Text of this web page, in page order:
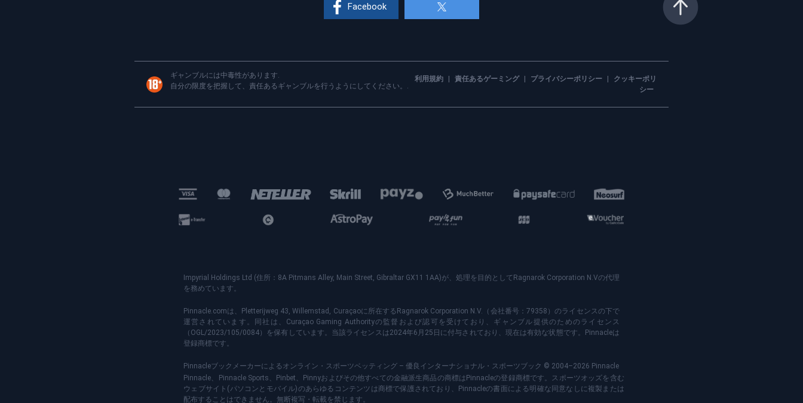
Facebook
ギャンブルには中毒性があります.
自分の限度を把握して、責任あるギャンブルを行うようにしてください。.
利用規約 責任あるゲーミング プライバシーポリシー
クッキーポリ
シー
Impyrial Holdings Ltd (住所：8A Pitmans Alley, Main Street, Gibraltar GX11 1AA)が、処理を目的としてRagnarok Corporation N.Vの代理
を務めています。
Pinnacle.comは、Pletterijweg 43, Willemstad, Curaçaoに所在するRagnarok Corporation N.V.（会社番号：79358）のライセンスの下で
運営されています。同社は、Curaçao Gaming Authorityの監督および認可を受けており、ギャンブル提供のためのライセンス
（OGL/2023/105/0084）を保有しています。当該ライセンスは2024年6月25日に付与されており、現在は有効な状態です。Pinnacleは
登録商標です。
Pinnacleブックメーカーによるオンライン・スポーツベッティング – 優良インターナショナル・スポーツブック © 2004–2026 Pinnacle
Pinnacle、Pinnacle Sports、Pinbet、Pinnyおよびその他すべての金融派生商品の商標はPinnacleの登録商標です。スポーツオッズを含む
ウェブサイト(パソコンとモバイル)のあらゆるコンテンツは商標で保護されており、Pinnacleの書面による明確な同意なしに複製または
配布することはできません。無断複写・転載を禁じます。